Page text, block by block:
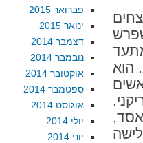
של פעילות ב-1990, ומתעד
הוא
פברואר 2015
ינואר 2015
דצמבר 2014
נובמבר 2014
אוקטובר 2014
ספטמבר 2014
אוגוסט 2014
יולי 2014
יוני 2014